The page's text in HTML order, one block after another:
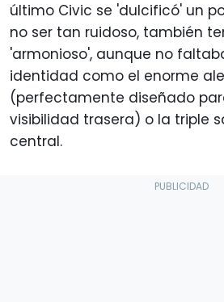
último Civic se 'dulcificó' un
no ser tan ruidoso, también
'armonioso', aunque no
identidad como el enorme
(perfectamente diseñado
visibilidad trasera) o la triple
central.